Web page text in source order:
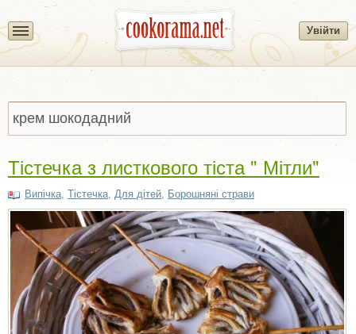
Увійти
Тістечка з листкового тіста " Мітли"
Випічка, Тістечка, Для дітей, Борошняні страви